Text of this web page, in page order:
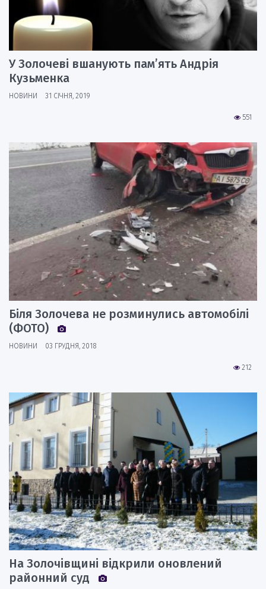
У Золочеві вшанують пам’ять Андрія
Кузьменка
НОВИНИ 31 СІЧНЯ, 2019
551
Біля Золочева не розминулись автомобілі
(ФОТО)
НОВИНИ 03 ГРУДНЯ, 2018
212
На Золочівщині відкрили оновлений
районний суд